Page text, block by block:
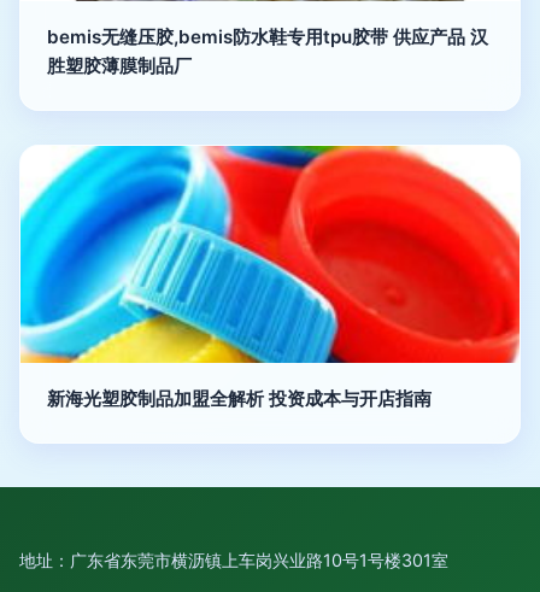
bemis无缝压胶,bemis防水鞋专用tpu胶带 供应产品 汉
胜塑胶薄膜制品厂
新海光塑胶制品加盟全解析 投资成本与开店指南
地址：广东省东莞市横沥镇上车岗兴业路10号1号楼301室